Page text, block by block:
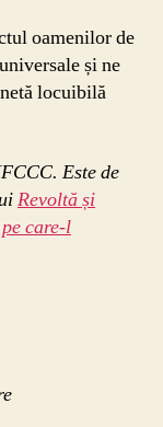
oamenilor de
și ne
locuibilă
Este de
Revoltă și
care-l